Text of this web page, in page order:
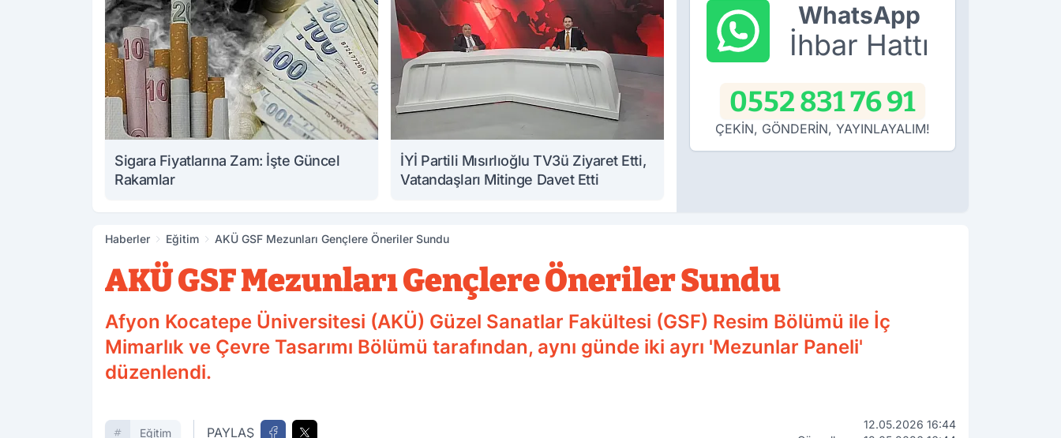
Sigara Fiyatlarına Zam: İşte Güncel
Rakamlar
İYİ Partili Mısırlıoğlu TV3ü Ziyaret Etti,
Vatandaşları Mitinge Davet Etti
WhatsApp
İhbar Hattı
0552 831 76 91
ÇEKİN, GÖNDERİN, YAYINLAYALIM!
Haberler Eğitim AKÜ GSF Mezunları Gençlere Öneriler Sundu
AKÜ GSF Mezunları Gençlere Öneriler Sundu
Afyon Kocatepe Üniversitesi (AKÜ) Güzel Sanatlar Fakültesi (GSF) Resim Bölümü ile İç
Mimarlık ve Çevre Tasarımı Bölümü tarafından, aynı günde iki ayrı 'Mezunlar Paneli'
düzenlendi.
Eğitim PAYLAŞ
12.05.2026 16:44